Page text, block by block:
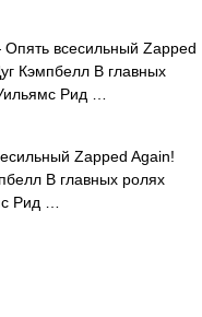
всесильный Zapped
Кэмпбелл В главных
Рид …
Zapped Again!
В главных ролях
Рид …